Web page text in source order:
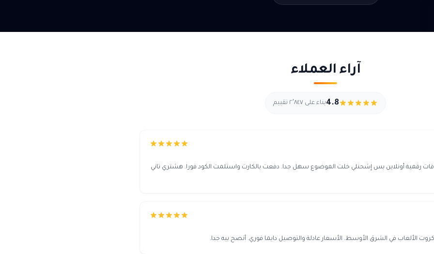
آراء العملاء
4.8بناء على ٢٬٨٤٧ تقييم
رقمية أونلاين بس إشحنلي خلت الموضوع سهل جدا. دفعت بالكارت واستلمت الكود فورا. هشتري تاني
الألعاب في الشرق الأوسط. الأسعار عادلة والتوصيل دايما فوري. أنصح بيه جدا.